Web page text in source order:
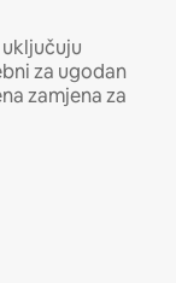
za ugodan
zamjena za